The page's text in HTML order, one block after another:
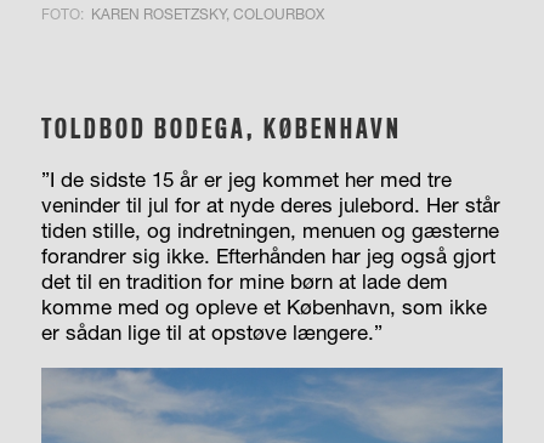
FOTO: KAREN ROSETZSKY, COLOURBOX
TOLDBOD BODEGA, KØBENHAVN
”I de sidste 15 år er jeg kommet her med tre
veninder til jul for at nyde deres julebord. Her står
tiden stille, og indretningen, menuen og gæsterne
forandrer sig ikke. Efterhånden har jeg også gjort
det til en tradition for mine børn at lade dem
komme med og opleve et København, som ikke
er sådan lige til at opstøve længere.”